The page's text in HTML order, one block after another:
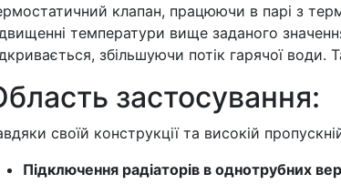
клапан, працюючи в парі з
температури вище заданого
збільшуючи потік гарячої
застосування:
своїй конструкції та високій
Підключення радіаторів в однотрубних